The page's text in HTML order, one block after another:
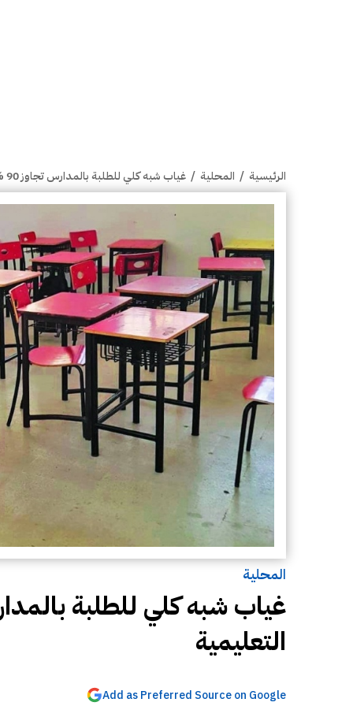
الرئيسية / المحلية / غياب شبه كلي للطلبة بالمدارس تجاوز 90 % في مختلف المناطق التعليمية
المحلية
التعليمية
Add as Preferred Source on Google